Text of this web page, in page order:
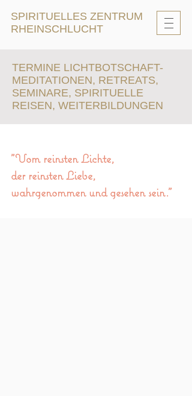
SPIRITUELLES ZENTRUM
RHEINSCHLUCHT
TERMINE LICHTBOTSCHAFT-
MEDITATIONEN, RETREATS,
SEMINARE, SPIRITUELLE
REISEN, WEITERBILDUNGEN
"Vom reinsten Lichte,
der reinsten Liebe,
wahrgenommen und gesehen sein."